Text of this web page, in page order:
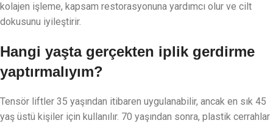
kolajen işleme, kapsam restorasyonuna yardımcı olur ve cilt
dokusunu iyileştirir.
Hangi yaşta gerçekten iplik gerdirme
yaptırmalıyım?
Tensör liftler 35 yaşından itibaren uygulanabilir, ancak en sık 45
yaş üstü kişiler için kullanılır. 70 yaşından sonra, plastik cerrahlar